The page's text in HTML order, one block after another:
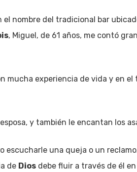
nombre del tradicional bar
, Miguel, de 61 años, me contó
mucha experiencia de vida y en el
y también le encantan los
escucharle una queja o un
de Dios debe fluir a través de él